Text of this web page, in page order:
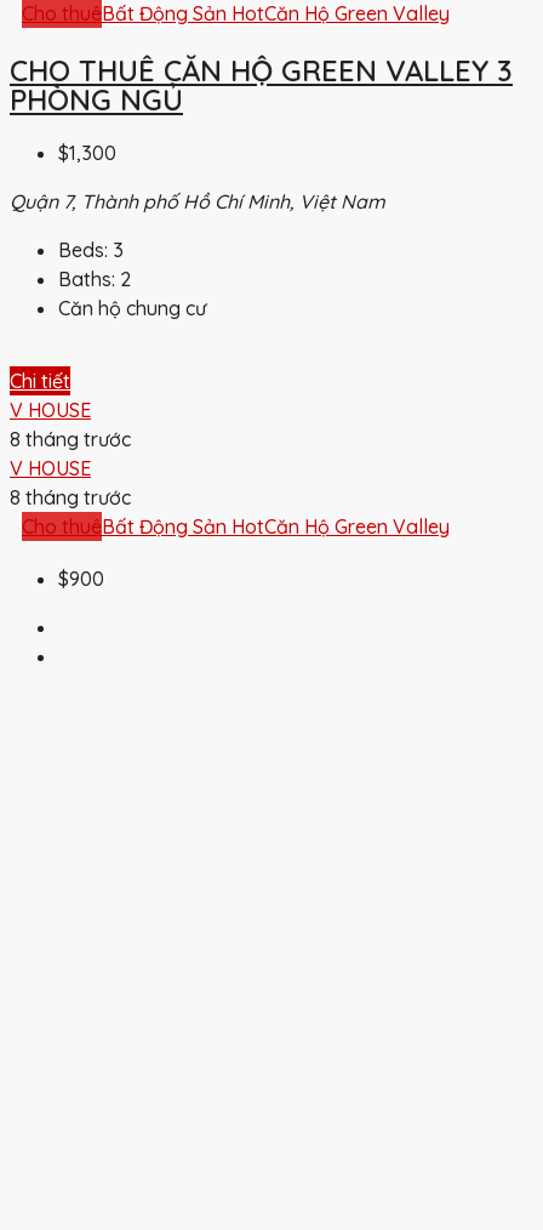
Cho thuêBất Động Sản HotCăn Hộ Green Valley
CHO THUÊ CĂN HỘ GREEN VALLEY 3
PHÒNG NGỦ
$1,300
Quận 7, Thành phố Hồ Chí Minh, Việt Nam
Beds: 3
Baths: 2
Căn hộ chung cư
Chi tiết
V HOUSE
8 tháng trước
V HOUSE
8 tháng trước
Cho thuêBất Động Sản HotCăn Hộ Green Valley
$900